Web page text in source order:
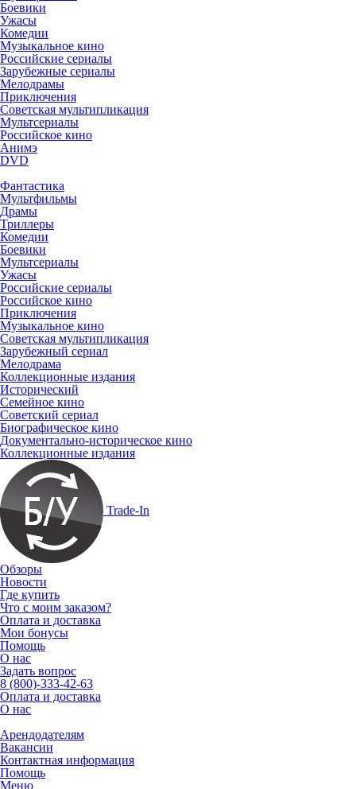
Боевики
Ужасы
Комедии
Музыкальное кино
Российские сериалы
Зарубежные сериалы
Мелодрамы
Приключения
Советская мультипликация
Мультсериалы
Российское кино
Анимэ
DVD
Фантастика
Мультфильмы
Драмы
Триллеры
Комедии
Боевики
Мультсериалы
Ужасы
Российские сериалы
Российское кино
Приключения
Музыкальное кино
Советская мультипликация
Зарубежный сериал
Мелодрама
Коллекционные издания
Исторический
Семейное кино
Советский сериал
Биографическое кино
Документально-историческое кино
Коллекционные издания
Trade-In
Обзоры
Новости
Где купить
Что с моим заказом?
Оплата и доставка
Мои бонусы
Помощь
О нас
Задать вопрос
8 (800)-333-42-63
Оплата и доставка
О нас
Арендодателям
Вакансии
Контактная информация
Помощь
Меню